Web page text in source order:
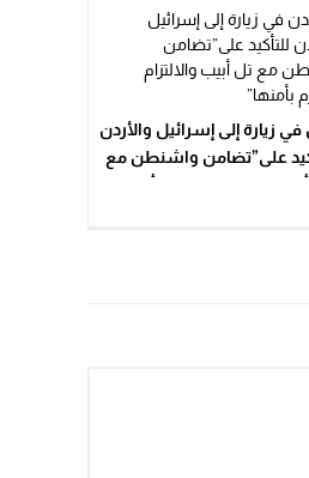
في زيارة إلى إسرائيل والأردن
على”تضامن واشنطن مع